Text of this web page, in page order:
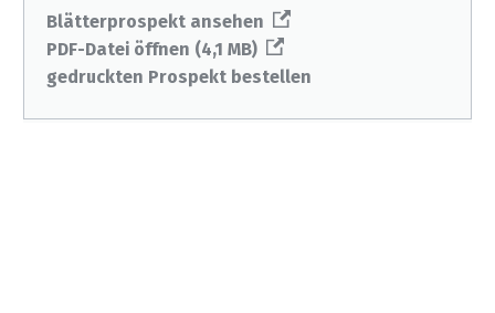
Blätterprospekt ansehen
PDF-Datei öffnen (4,1 MB)
gedruckten Prospekt bestellen